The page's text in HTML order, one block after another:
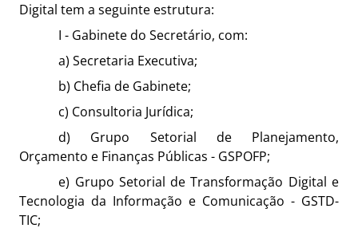
Digital tem a seguinte estrutura:
I - Gabinete do Secretário, com:
a) Secretaria Executiva;
b) Chefia de Gabinete;
c) Consultoria Jurídica;
d) Grupo Setorial de Planejamento,
Orçamento e Finanças Públicas - GSPOFP;
e) Grupo Setorial de Transformação Digital e
Tecnologia da Informação e Comunicação - GSTD-
TIC;